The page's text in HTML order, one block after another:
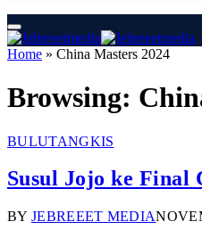
Home » China Masters 2024
Browsing:
BULUTANGKIS
Susul Jojo ke Final
BY JEBREEET MEDIA